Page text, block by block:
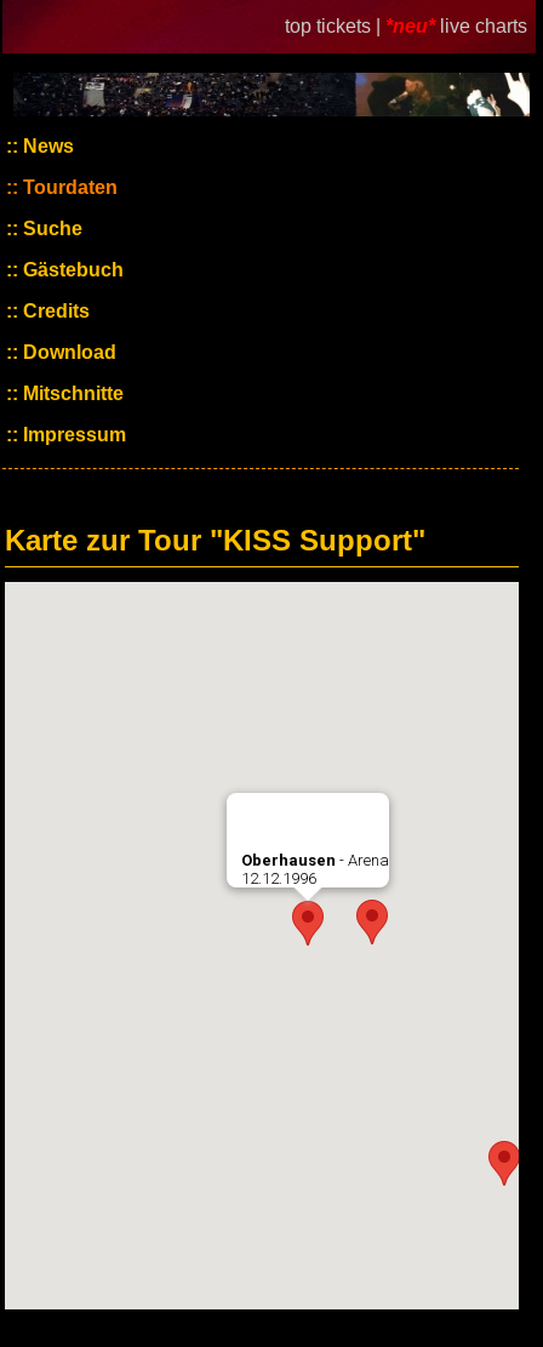
top tickets | *neu* live charts
News
Tourdaten
Suche
Gästebuch
Credits
Download
Mitschnitte
Impressum
Karte zur Tour "KISS Support"
Oberhausen - Arena
12.12.1996